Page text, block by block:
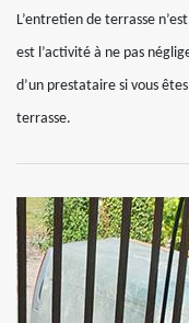
L’entretien de terrasse
est l’activité à ne pas
d’un prestataire si vous
terrasse.